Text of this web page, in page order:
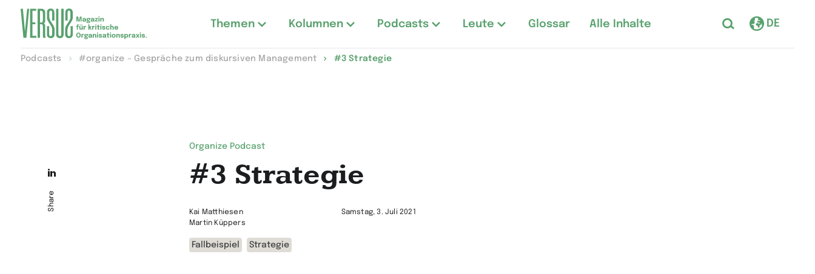
Zur
Themen Kolumnen Podcasts Leute Glossar Alle Inhalte DE
Podcasts #organize – Gespräche zum diskursiven Management #3 Strategie
Organize Podcast
#3 Strategie
Kai Matthiesen
Martin Küppers
Samstag, 3. Juli 2021
Fallbeispiel Strategie
Share